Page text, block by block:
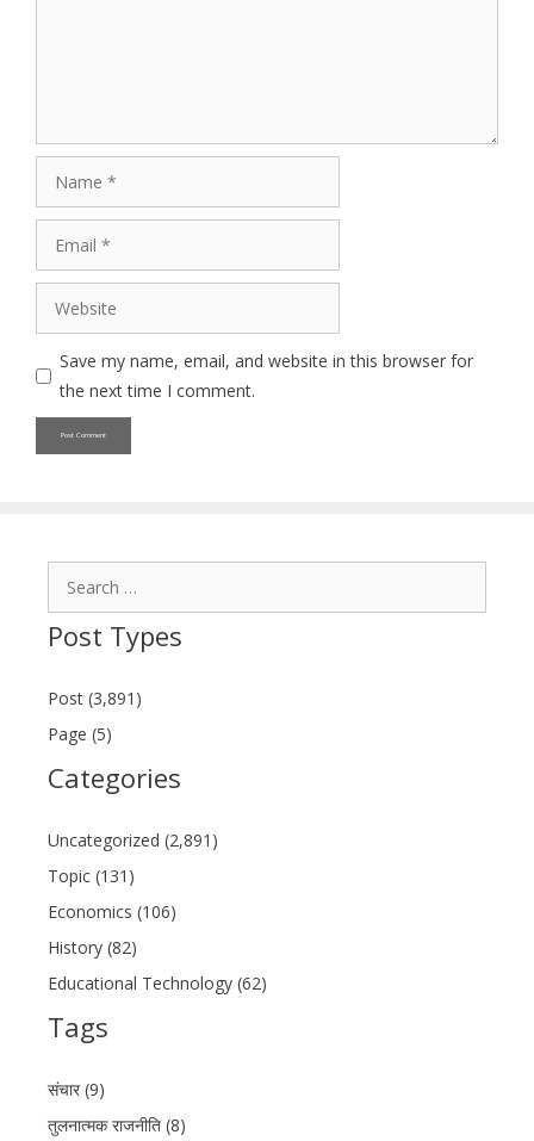
Website
Save my name, email, and website in this browser for
the next time I comment.
Post Types
Post (3,891)
Page (5)
Categories
Uncategorized (2,891)
Topic (131)
Economics (106)
History (82)
Educational Technology (62)
Tags
संचार (9)
तुलनात्मक राजनीति (8)